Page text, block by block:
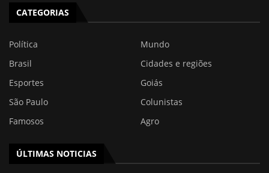
CATEGORIAS
Política
Mundo
Brasil
Cidades e regiões
Esportes
Goiás
São Paulo
Colunistas
Famosos
Agro
ÚLTIMAS NOTICIAS